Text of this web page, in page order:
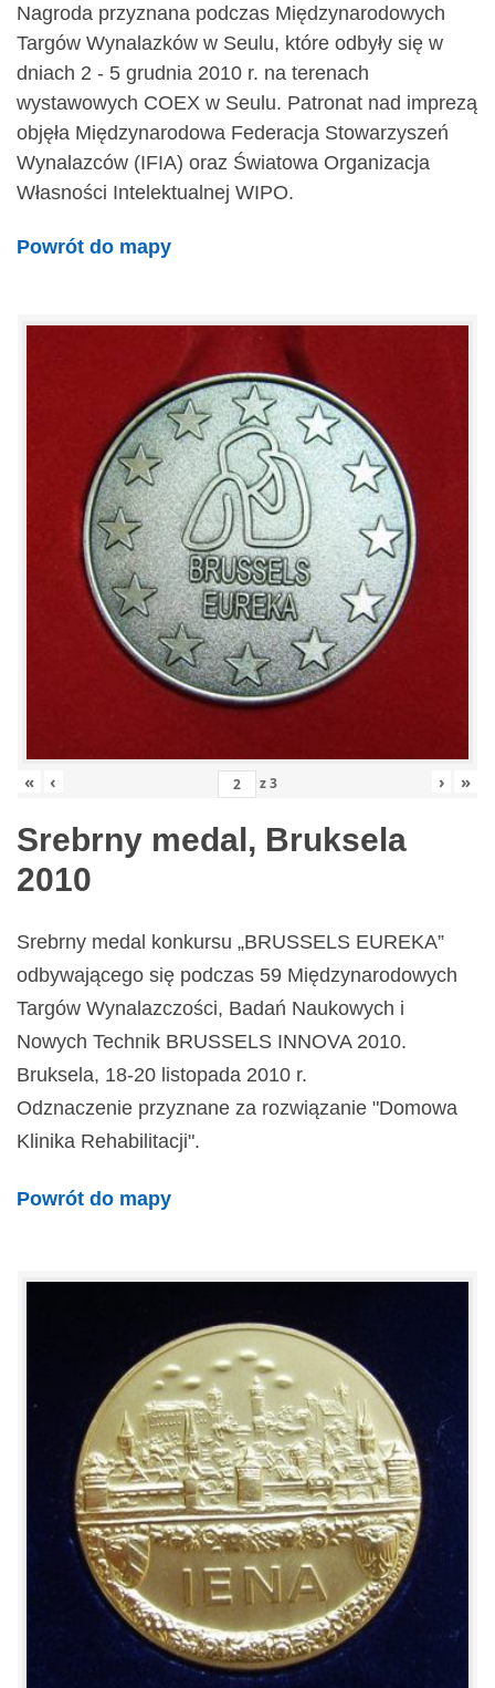
Nagroda przyznana podczas Międzynarodowych
Targów Wynalazków w Seulu, które odbyły się w
dniach 2 - 5 grudnia 2010 r. na terenach
wystawowych COEX w Seulu. Patronat nad imprezą
objęła Międzynarodowa Federacja Stowarzyszeń
Wynalazców (IFIA) oraz Światowa Organizacja
Własności Intelektualnej WIPO.
Powrót do mapy
« ‹ z3 › »
Srebrny medal, Bruksela
2010
Srebrny medal konkursu „BRUSSELS EUREKA”
odbywającego się podczas 59 Międzynarodowych
Targów Wynalazczości, Badań Naukowych i
Nowych Technik BRUSSELS INNOVA 2010.
Bruksela, 18-20 listopada 2010 r.
Odznaczenie przyznane za rozwiązanie "Domowa
Klinika Rehabilitacji".
Powrót do mapy